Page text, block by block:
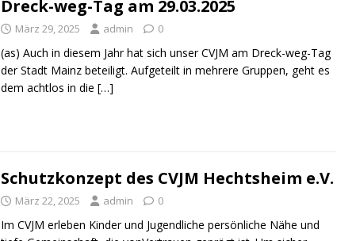
Dreck-weg-Tag am 29.03.2025
März 29, 2025 admin 0
(as) Auch in diesem Jahr hat sich unser CVJM am Dreck-weg-Tag
der Stadt Mainz beteiligt. Aufgeteilt in mehrere Gruppen, geht es
dem achtlos in die […]
Schutzkonzept des CVJM Hechtsheim e.V.
März 22, 2025 admin 0
Im CVJM erleben Kinder und Jugendliche persönliche Nähe und